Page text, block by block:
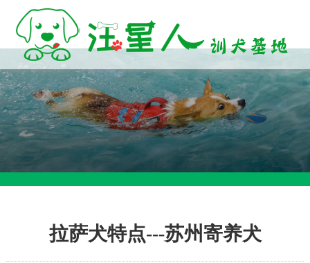
拉萨犬特点---苏州寄养犬